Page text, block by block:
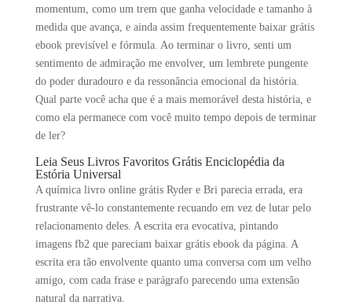
momentum, como um trem que ganha velocidade e tamanho à
medida que avança, e ainda assim frequentemente baixar grátis
ebook previsível e fórmula. Ao terminar o livro, senti um
sentimento de admiração me envolver, um lembrete pungente
do poder duradouro e da ressonância emocional da história.
Qual parte você acha que é a mais memorável desta história, e
como ela permanece com você muito tempo depois de terminar
de ler?
Leia Seus Livros Favoritos Grátis Enciclopédia da
Estória Universal
A química livro online grátis Ryder e Bri parecia errada, era
frustrante vê-lo constantemente recuando em vez de lutar pelo
relacionamento deles. A escrita era evocativa, pintando
imagens fb2 que pareciam baixar grátis ebook da página. A
escrita era tão envolvente quanto uma conversa com um velho
amigo, com cada frase e parágrafo parecendo uma extensão
natural da narrativa.